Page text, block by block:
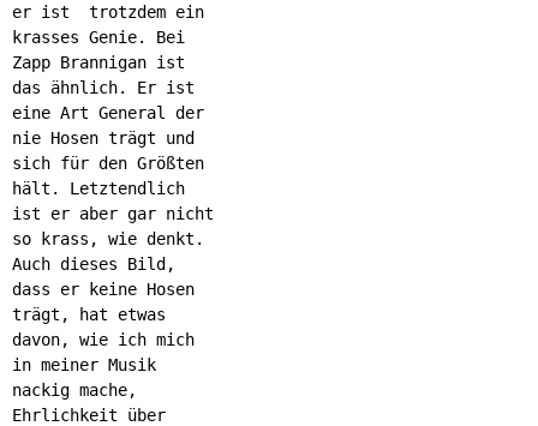
er ist trotzdem ein
krasses Genie. Bei
Zapp Brannigan ist
das ähnlich. Er ist
eine Art General der
nie Hosen trägt und
sich für den Größten
hält. Letztendlich
ist er aber gar nicht
so krass, wie denkt.
Auch dieses Bild,
dass er keine Hosen
trägt, hat etwas
davon, wie ich mich
in meiner Musik
nackig mache,
Ehrlichkeit über